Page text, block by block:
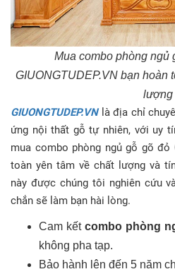
Mua combo phòng ngủ
GIUONGTUDEP.VN bạn hoàn
lượng
GIUONGTUDEP.VNlà địa chỉ
ứng nội thất gỗ tự nhiên, với uy
mua combo phòng ngủ gỗ gõ đỏ
toàn yên tâm về chất lượng và
này được chúng tôi nghiên cứu
chắn sẽ làm bạn hài lòng.
Cam kết combo phòng
không pha tạp.
Bảo hành lên đến 5 năm